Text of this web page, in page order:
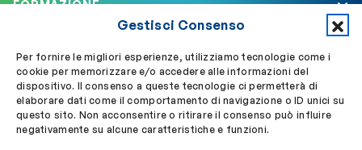
Gestisci Consenso
Per fornire le migliori esperienze, utilizziamo tecnologie come i
cookie per memorizzare e/o accedere alle informazioni del
dispositivo. Il consenso a queste tecnologie ci permetterà di
elaborare dati come il comportamento di navigazione o ID unici su
questo sito. Non acconsentire o ritirare il consenso può influire
negativamente su alcune caratteristiche e funzioni.
FORMAZIONE
Segui OBLA su Accedi a My OBLA